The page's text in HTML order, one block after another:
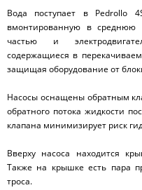
Вода поступает в Pedrollo
вмонтированную в среднюю
частью и
содержащиеся в
защищая оборудование от
Насосы оснащены обратным
обратного потока жидкости
клапана минимизирует риск
Вверху насоса находится
Также на крышке есть пара
троса.